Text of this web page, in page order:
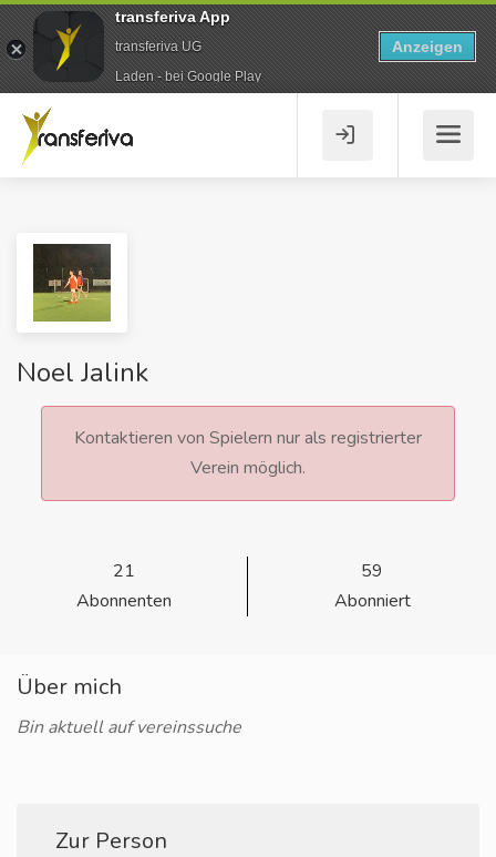
Noel Jalink
Kontaktieren von Spielern nur als registrierter
Verein möglich.
21
Abonnenten
59
Abonniert
Über mich
Bin aktuell auf vereinssuche
Zur Person
transferiva App
transferiva UG
Laden - bei Google Play
Anzeigen